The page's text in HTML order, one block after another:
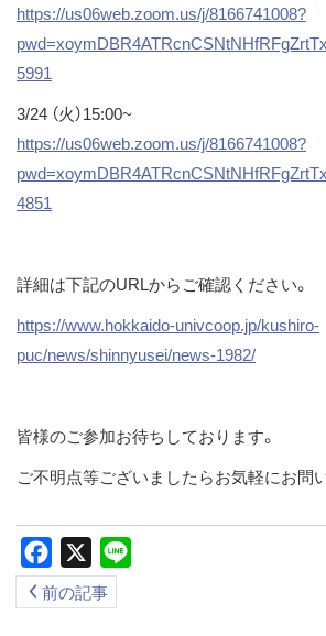
https://us06web.zoom.us/j/8166741008?
5991
3/24 （火）15:00~
https://us06web.zoom.us/j/8166741008?
4851
詳細は下記のURLからご確認ください。
https://www.hokkaido-univcoop.jp/kushiro-
puc/news/shinnyusei/news-1982/
皆様のご参加お待ちしております。
ご不明点等ございましたらお気軽にお問
Facebook
前の記事